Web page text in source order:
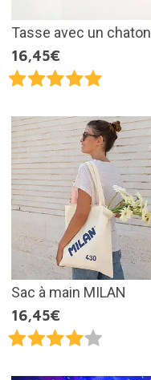
Tasse avec un chaton
16,45€
Sac à main MILAN
16,45€